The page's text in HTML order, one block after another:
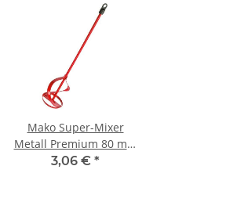
Mako Super-Mixer
Metall Premium 80 mm
- 1 Stück
3,06 € *